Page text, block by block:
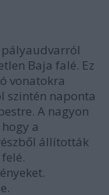
pályaudvarról
Baja falé. Ez
vonatokra
szintén naponta
A nagyon
a
állították